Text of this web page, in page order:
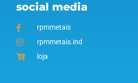
social media
rpmmetais
rpmmetais.ind
loja